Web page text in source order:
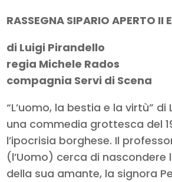
RASSEGNA SIPARIO APERTO II
di Luigi Pirandello
regia Michele Rados
compagnia Servi di Scena
“L’uomo, la bestia e la virtù” di
una commedia grottesca del
l’ipocrisia borghese. Il
(l’Uomo) cerca di nascondere
della sua amante, la signora